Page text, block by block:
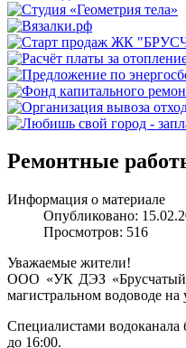
Ремонтные
Информация о материале
Опубликовано:
Просмотров: 516
Уважаемые жители!
ООО «УК ДЭЗ «Брусчатый»
магистральном водоводе
Специалистами водоканала
до 16:00.